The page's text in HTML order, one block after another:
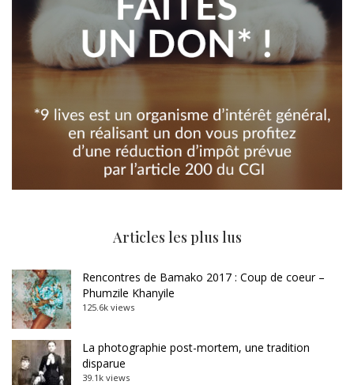
Articles les plus lus
Rencontres de Bamako 2017 : Coup de coeur –
Phumzile Khanyile
125.6k views
La photographie post-mortem, une tradition
disparue
39.1k views